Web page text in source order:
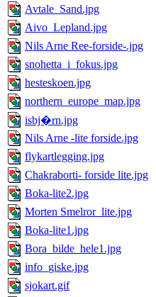
Avtale_Sand.jpg
Aivo_Lepland.jpg
Nils Arne Ree-forside-.jpg
snohetta_i_fokus.jpg
hesteskoen.jpg
northern_europe_map.jpg
isbj�rn.jpg
Nils Arne -lite forside.jpg
flykartlegging.jpg
Chakraborti- forside lite.jpg
Boka-lite2.jpg
Morten Smelror_lite.jpg
Boka-lite1.jpg
Bora_bilde_hele1.jpg
info_giske.jpg
sjokart.gif